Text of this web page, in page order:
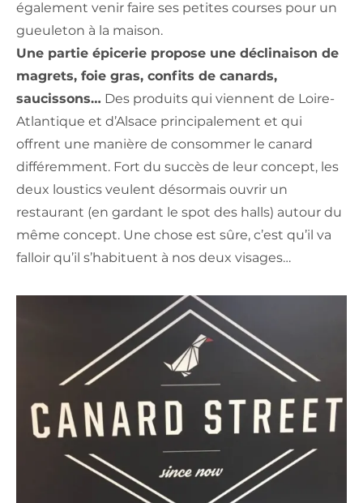
également venir faire ses petites courses pour un
gueuleton à la maison.
Une partie épicerie propose une déclinaison de
magrets, foie gras, confits de canards,
saucissons… Des produits qui viennent de Loire-
Atlantique et d’Alsace principalement et qui
offrent une manière de consommer le canard
différemment. Fort du succès de leur concept, les
deux loustics veulent désormais ouvrir un
restaurant (en gardant le spot des halls) autour du
même concept. Une chose est sûre, c’est qu’il va
falloir qu’il s’habituent à nos deux visages…